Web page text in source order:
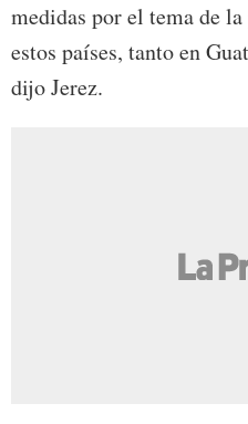
medidas por el tema de
estos países, tanto en
dijo Jerez.